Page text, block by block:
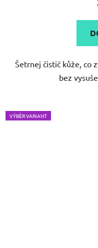
Šetrnej čistič kůže, co
bez
VÝBĚR VARIANT